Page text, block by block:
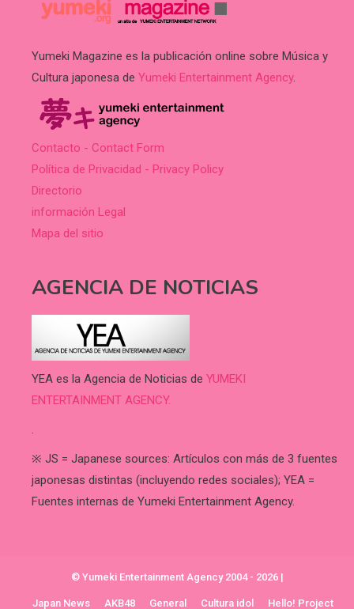
Yumeki Magazine es la publicación online sobre Música y
Cultura japonesa de Yumeki Entertainment Agency.
Contacto - Contact Form
Política de Privacidad - Privacy Policy
Directorio
información Legal
Mapa del sitio
AGENCIA DE NOTICIAS
YEA es la Agencia de Noticias de YUMEKI
ENTERTAINMENT AGENCY.
※ JS = Japanese sources: Artículos con más de 3 fuentes
japonesas distintas (incluyendo redes sociales); YEA =
Fuentes internas de Yumeki Entertainment Agency.
© Yumeki Entertainment Agency 2004 - 2026 |
Japan News AKB48 General Cultura idol Hello! Project